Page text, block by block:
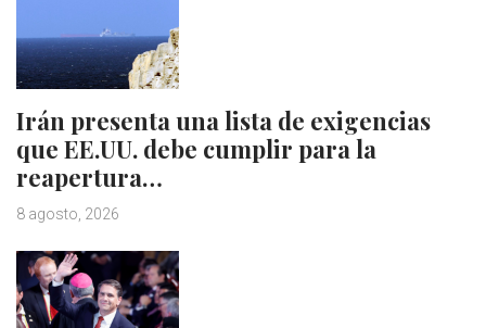
Irán presenta una lista de exigencias
que EE.UU. debe cumplir para la
reapertura…
8 agosto, 2026